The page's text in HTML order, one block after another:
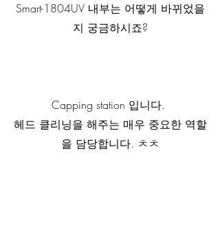
Smart-1804UV 내부는 어떻게 바뀌었을
지 궁금하시죠?
Capping station 입니다.
헤드 클리닝을 해주는 매우 중요한 역할
을 담당합니다. ㅊㅊ